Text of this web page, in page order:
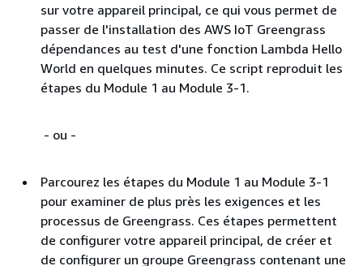
sur votre appareil principal, ce qui vous permet de
passer de l'installation des AWS IoT Greengrass
dépendances au test d'une fonction Lambda Hello
World en quelques minutes. Ce script reproduit les
étapes du Module 1 au Module 3-1.
- ou -
Parcourez les étapes du Module 1 au Module 3-1
pour examiner de plus près les exigences et les
processus de Greengrass. Ces étapes permettent
de configurer votre appareil principal, de créer et
de configurer un groupe Greengrass contenant une